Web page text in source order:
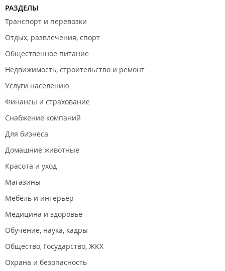
РАЗДЕЛЫ
Транспорт и перевозки
Отдых, развлечения, спорт
Общественное питание
Недвижимость, строительство и ремонт
Услуги населению
Финансы и страхование
Снабжение компаний
Для бизнеса
Домашние животные
Красота и уход
Магазины
Мебель и интерьер
Медицина и здоровье
Обучение, наука, кадры
Общество, Государство, ЖКХ
Охрана и безопасность